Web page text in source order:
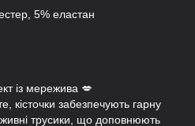
5% еластан
із мережива 💋
кісточки забезпечують гарну
трусики, що доповнюють